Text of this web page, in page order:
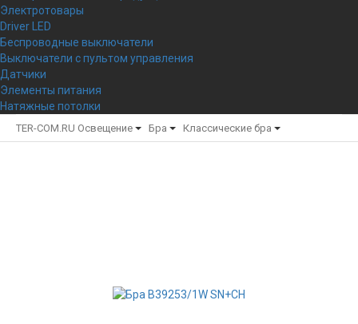
Электротовары
Driver LED
Беспроводные выключатели
Выключатели с пультом управления
Датчики
Элементы питания
Натяжные потолки
TER-COM.RU Освещение Бра Классические бра